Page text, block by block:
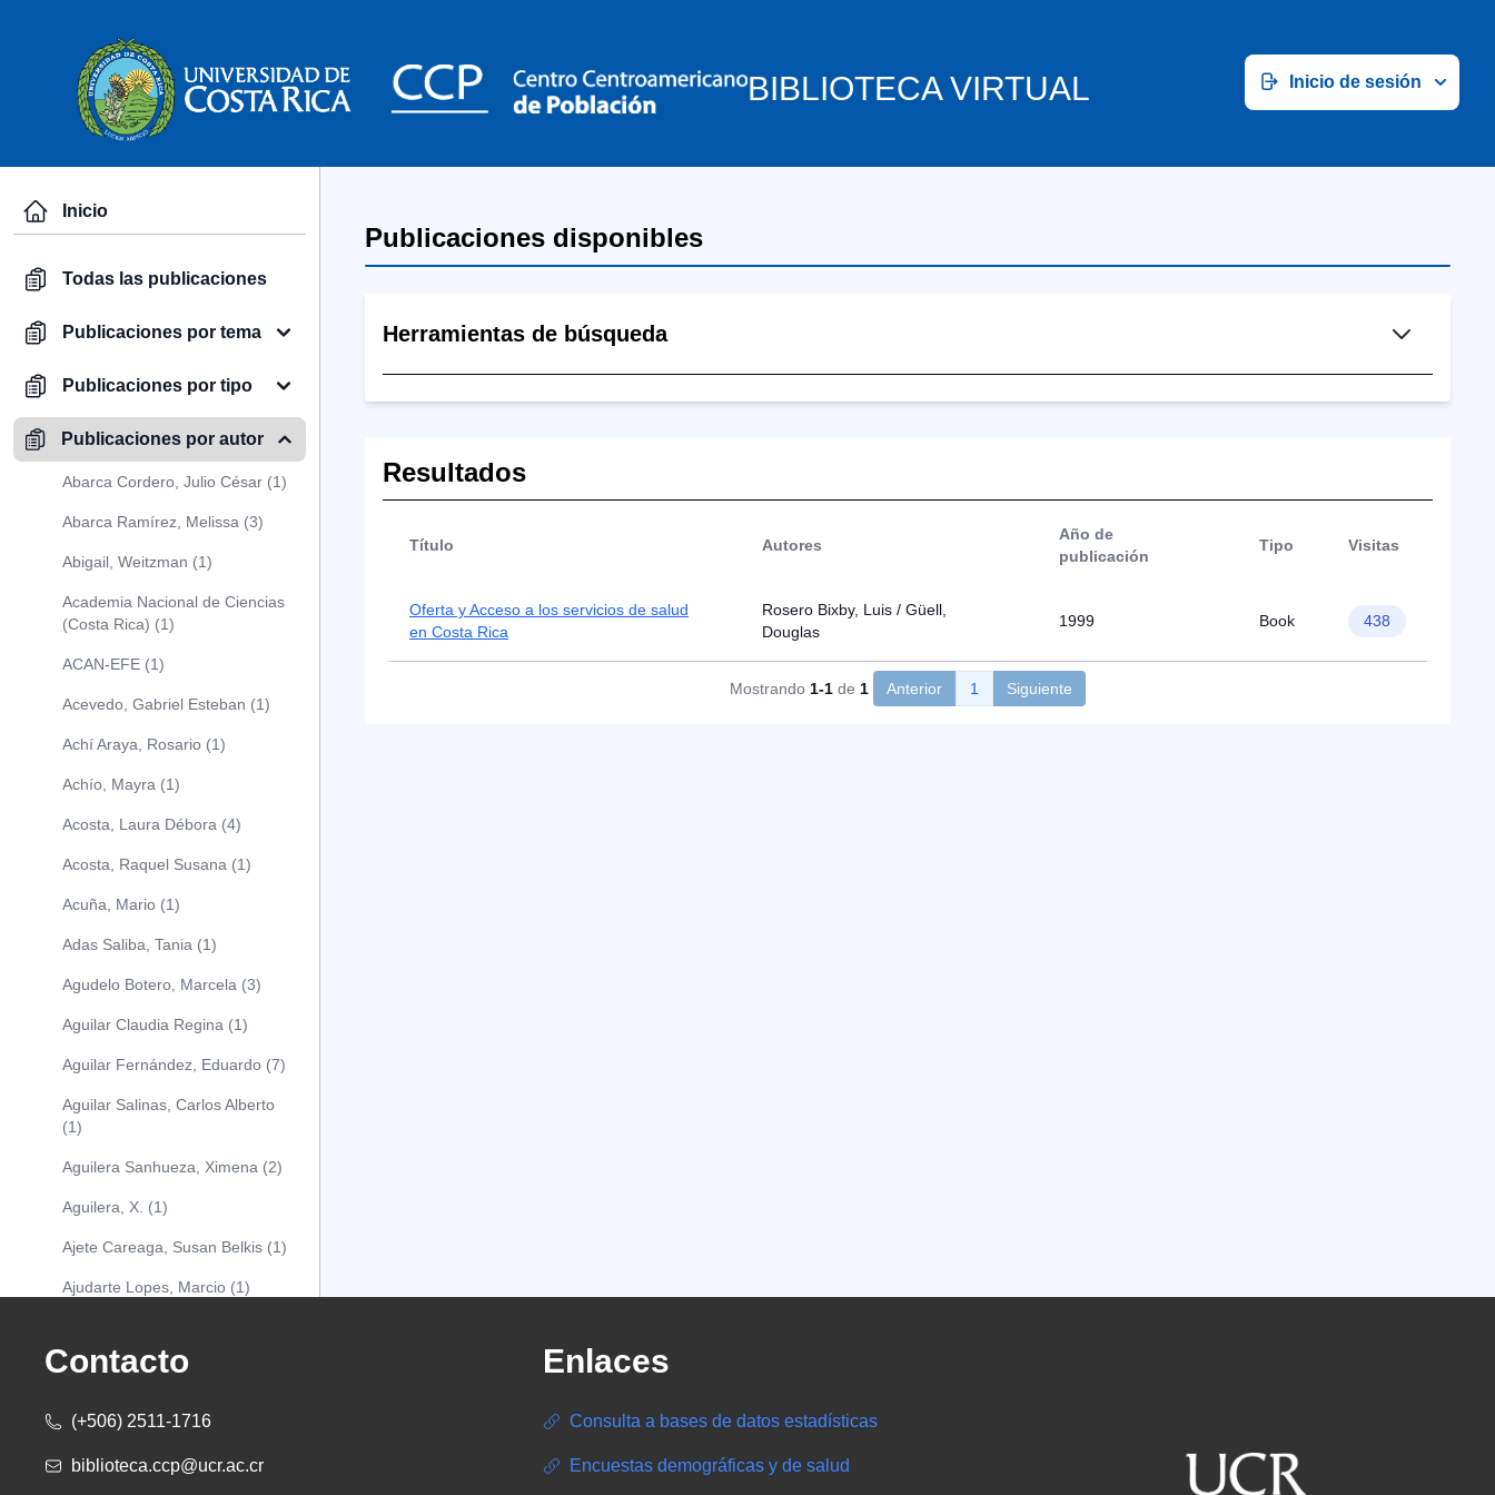
BIBLIOTECA VIRTUAL Inicio de sesión
Inicio
Todas las publicaciones
Publicaciones por tema
Publicaciones por tipo
Publicaciones por autor
Abarca Cordero, Julio César (1)
Abarca Ramírez, Melissa (3)
Abigail, Weitzman (1)
Academia Nacional de Ciencias
(Costa Rica) (1)
ACAN-EFE (1)
Acevedo, Gabriel Esteban (1)
Achí Araya, Rosario (1)
Achío, Mayra (1)
Acosta, Laura Débora (4)
Acosta, Raquel Susana (1)
Acuña, Mario (1)
Adas Saliba, Tania (1)
Agudelo Botero, Marcela (3)
Aguilar Claudia Regina (1)
Aguilar Fernández, Eduardo (7)
Aguilar Salinas, Carlos Alberto
(1)
Aguilera Sanhueza, Ximena (2)
Aguilera, X. (1)
Ajete Careaga, Susan Belkis (1)
Ajudarte Lopes, Marcio (1)
(1)
Albareda Tiana (1)
Alcócer Alfaro, Diana (1)
Publicaciones disponibles
Herramientas de búsqueda
Resultados
Título Autores
Año de
publicación
Tipo Visitas
Oferta y Acceso a los servicios de salud
en Costa Rica
Rosero Bixby, Luis / Güell,
Douglas
1999 Book 438
Mostrando 1-1 de 1 Anterior 1 Siguiente
Contacto
(+506) 2511-1716
biblioteca.ccp@ucr.ac.cr
Enlaces
Consulta a bases de datos estadísticas
Encuestas demográficas y de salud